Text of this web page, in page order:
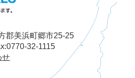
郡美浜町郷市25-25
32-1115
せ